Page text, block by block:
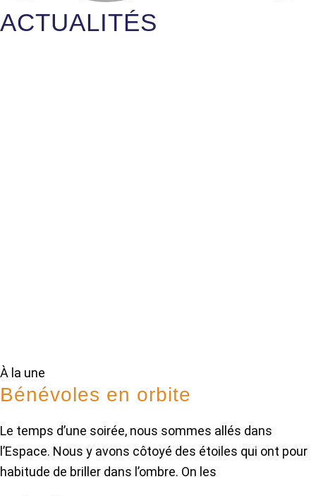
ACTUALITÉS
À la une
Bénévoles en orbite
Le temps d’une soirée, nous sommes allés dans
l’Espace. Nous y avons côtoyé des étoiles qui ont pour
habitude de briller dans l’ombre. On les